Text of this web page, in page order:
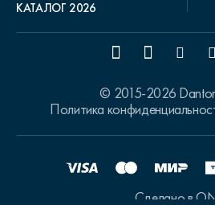
КАТАЛОГ 2026
© 2015-2026
Политика
Сделано в